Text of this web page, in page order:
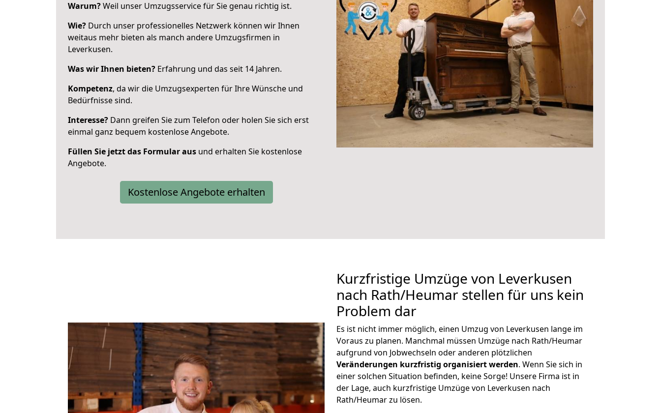
Warum?Weil unser Umzugsservice für Sie genau richtig ist.
Wie? Durch unser professionelles Netzwerk können wir Ihnen
weitaus mehr bieten als manch andere Umzugsfirmen in
Leverkusen.
Was wir Ihnen bieten? Erfahrung und das seit 14 Jahren.
Kompetenz, da wir die Umzugsexperten für Ihre Wünsche und
Bedürfnisse sind.
Interesse? Dann greifen Sie zum Telefon oder holen Sie sich erst
einmal ganz bequem kostenlose Angebote.
Füllen Sie jetzt das Formular aus und erhalten Sie kostenlose
Angebote.
Kostenlose Angebote erhalten
Kurzfristige Umzüge von Leverkusen
nach Rath/Heumar stellen für uns kein
Problem dar
Es ist nicht immer möglich, einen Umzug von Leverkusen lange im
Voraus zu planen. Manchmal müssen Umzüge nach Rath/Heumar
aufgrund von Jobwechseln oder anderen plötzlichen
Veränderungen kurzfristig organisiert werden. Wenn Sie sich in
einer solchen Situation befinden, keine Sorge! Unsere Firma ist in
der Lage, auch kurzfristige Umzüge von Leverkusen nach
Rath/Heumar zu lösen.